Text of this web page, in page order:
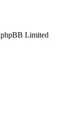
Limited